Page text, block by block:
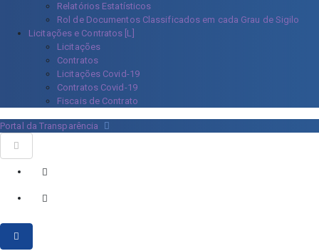
Relatórios Estatísticos
Rol de Documentos Classificados em cada Grau de Sigilo
Licitações e Contratos [L]
Licitações
Contratos
Licitações Covid-19
Contratos Covid-19
Fiscais de Contrato
Portal da Transparência